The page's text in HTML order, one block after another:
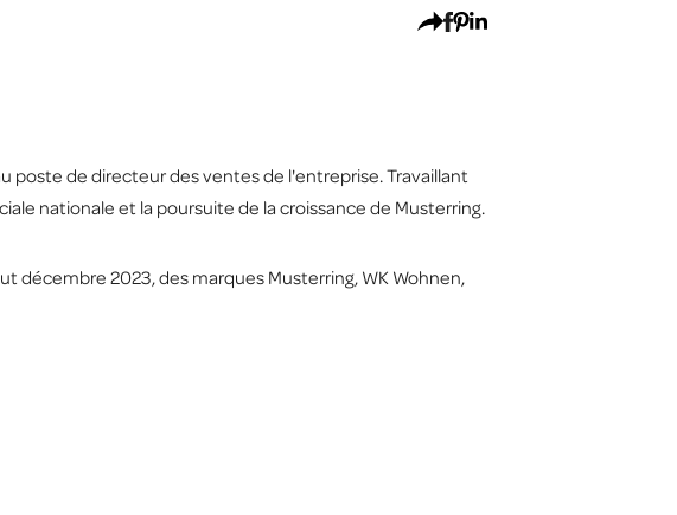
poste de directeur des ventes de l'entreprise. Travaillant
nationale et la poursuite de la croissance de Musterring.
2023, des marques Musterring, WK Wohnen,